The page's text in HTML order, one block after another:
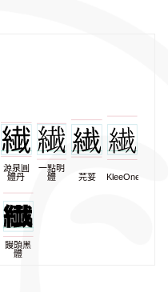
源泉圓
體丹
一點明
體
芫荽 KleeOne
饅頭黑
體